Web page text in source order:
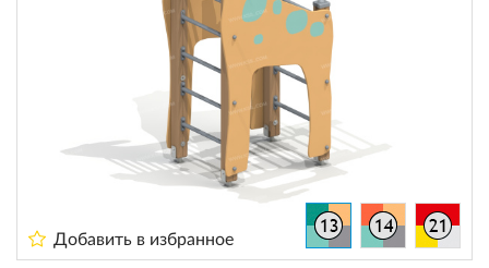
Добавить в избранное